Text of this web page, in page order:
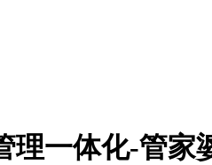
理一体化-管家